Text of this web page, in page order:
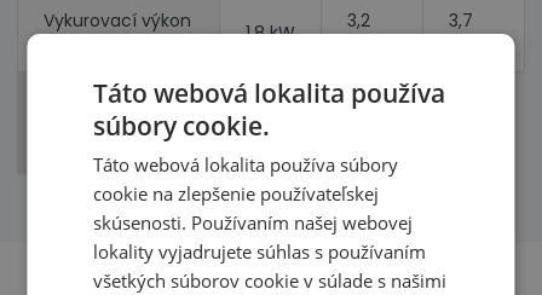
Vykurovací výkon
1,8 kW
3,2
3,7
(chladenie,
0,61
kW
0,75
Táto webová lokalita používa
súbory cookie.
Táto webová lokalita používa súbory
cookie na zlepšenie používateľskej
skúsenosti. Používaním našej webovej
lokality vyjadrujete súhlas s používaním
všetkých súborov cookie v súlade s našimi